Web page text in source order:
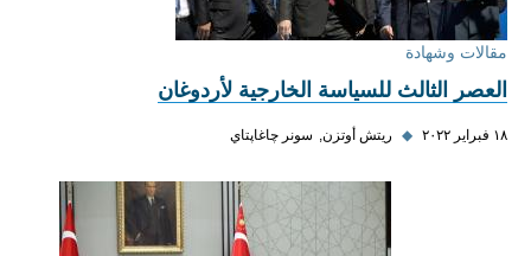
مقالات وشهادة
العصر الثالث للسياسة الخارجية لأردوغان
١٨ فبراير ٢٠٢٢ ◆ ريتش أوتزن سونر چاغاپتاي